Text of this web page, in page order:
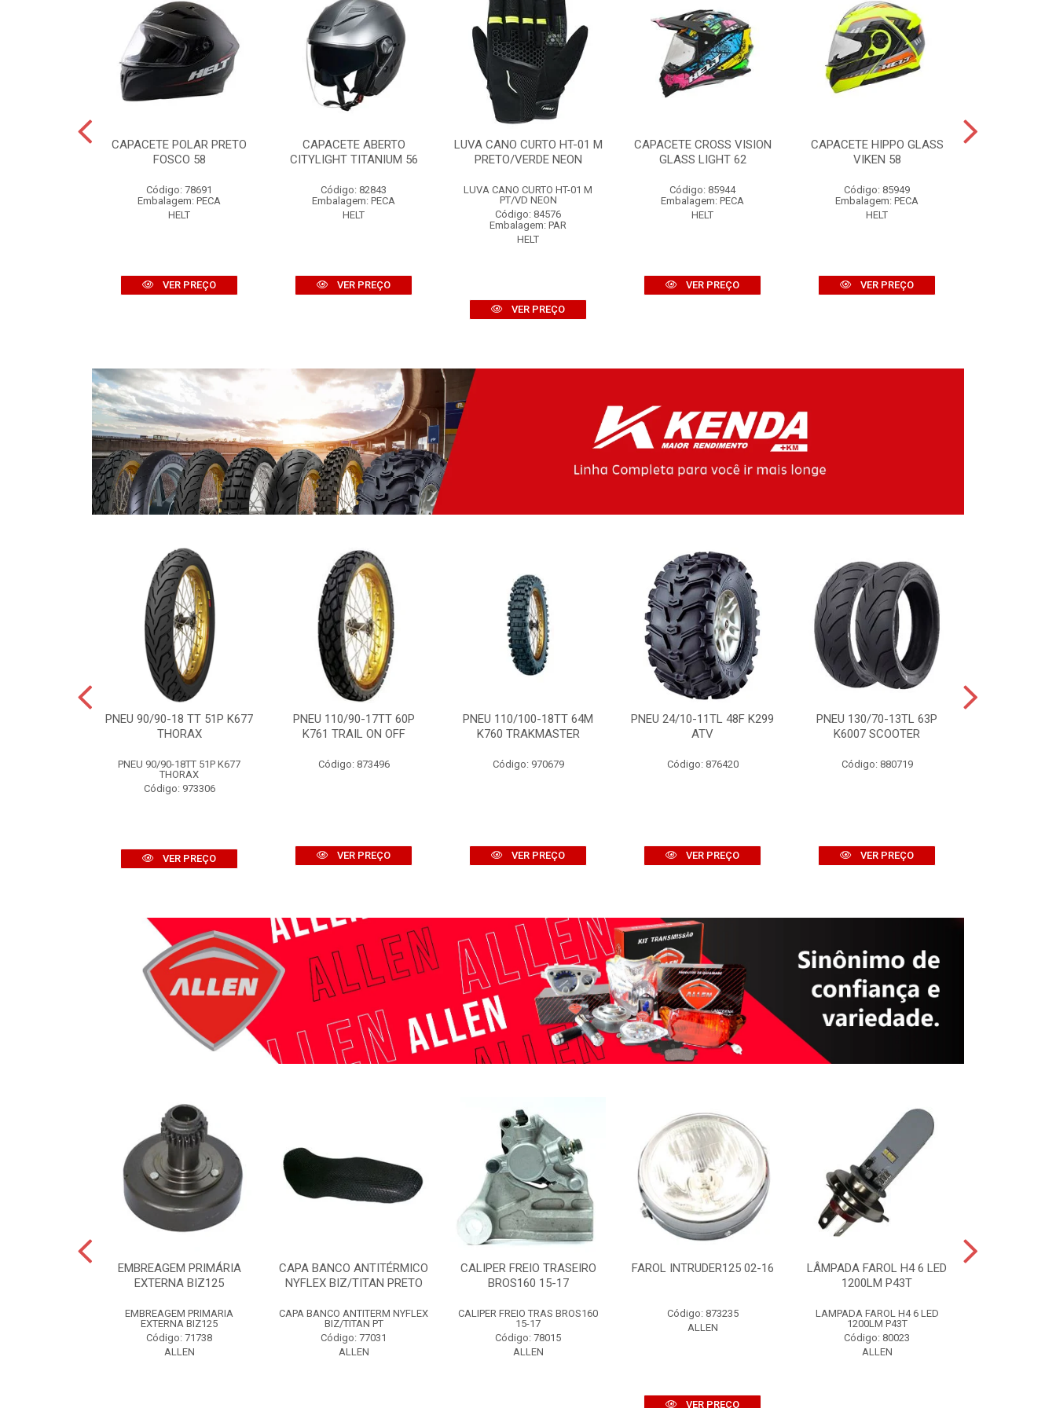
CAPACETE POLAR PRETO
FOSCO 58
Código: 78691
Embalagem: PECA
HELT
VER PREÇO
CAPACETE ABERTO
CITYLIGHT TITANIUM 56
Código: 82843
Embalagem: PECA
HELT
VER PREÇO
LUVA CANO CURTO HT-01 M
PRETO/VERDE NEON
LUVA CANO CURTO HT-01 M
PT/VD NEON
Código: 84576
Embalagem: PAR
HELT
VER PREÇO
CAPACETE CROSS VISION
GLASS LIGHT 62
Código: 85944
Embalagem: PECA
HELT
VER PREÇO
CAPACETE HIPPO GLASS
VIKEN 58
Código: 85949
Embalagem: PECA
HELT
VER PREÇO
PNEU 90/90-18 TT 51P K677
THORAX
PNEU 90/90-18TT 51P K677
THORAX
Código: 973306
VER PREÇO
PNEU 110/90-17TT 60P
K761 TRAIL ON OFF
Código: 873496
VER PREÇO
PNEU 110/100-18TT 64M
K760 TRAKMASTER
Código: 970679
VER PREÇO
PNEU 24/10-11TL 48F K299
ATV
Código: 876420
VER PREÇO
PNEU 130/70-13TL 63P
K6007 SCOOTER
Código: 880719
VER PREÇO
EMBREAGEM PRIMÁRIA
EXTERNA BIZ125
EMBREAGEM PRIMARIA
EXTERNA BIZ125
Código: 71738
ALLEN
CAPA BANCO ANTITÉRMICO
NYFLEX BIZ/TITAN PRETO
CAPA BANCO ANTITERM NYFLEX
BIZ/TITAN PT
Código: 77031
ALLEN
CALIPER FREIO TRASEIRO
BROS160 15-17
CALIPER FREIO TRAS BROS160
15-17
Código: 78015
ALLEN
FAROL INTRUDER125 02-16
Código: 873235
ALLEN
VER PREÇO
LÂMPADA FAROL H4 6 LED
1200LM P43T
LAMPADA FAROL H4 6 LED
1200LM P43T
Código: 80023
ALLEN